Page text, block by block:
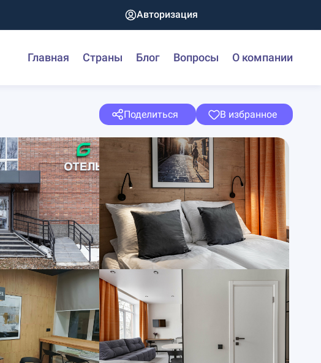
Авторизация
Главная Страны Блог Вопросы О компании
Поделиться В избранное